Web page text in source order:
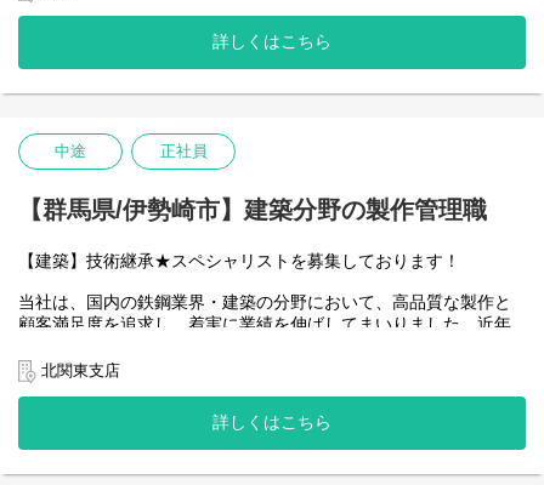
ことも期待しています。
■募集背景：
当社は阪和興業グループの挑戦としてできた新しい形の商社で
鉄鋼業界の再編が進む中、独自のビジネスモデルを構築して事業
拡大を推進しております。
加しており、営業部門の組織体制の強化に向けた増員募集を積極
的に行っております。
当社は『全員経営』のマインドを持って業務に取り組んでおり、1
人1人の裁量が大きく、全員で会社を作り上げています。
組める方のご応募お待ちしております！
★社員がプレゼンして必要なシステムの導入の決裁を取るなど、
会社の仕組みづくりから関われる機会があります。
な範囲が広い分、スケールの大きい仕事に取り組むことができま
す。
★自らの手で自分のキャリアを作れるように人事制度の改定を進
めており、来年4月からの運用を目指しています。
詳しくはこちら
中途 正社員
【群馬県/伊勢崎市】建築分野の製作管理職
【建築】技術継承★スペシャリストを募集しております！
当社は、国内の鉄鋼業界・建築の分野において、高品質な製作と
顧客満足度を追求し、着実に業績を伸ばしてまいりました。近年
の強化が急務となっています。また、顧客ニーズが多様化する中
で、お客様の課題解決に最適な、より専門性の高い技術提案が求
められています。そこで今回、次世代を担うリーダー育成を目的
とした増員募集を行うことになりました。経験豊富な方はもちろ
ん、これから経験を積んでリーダーを目指したいという意欲的な
方も歓迎いたします。私たちと共に、より高品質な技術の提供体
北関東支店
詳しくはこちら